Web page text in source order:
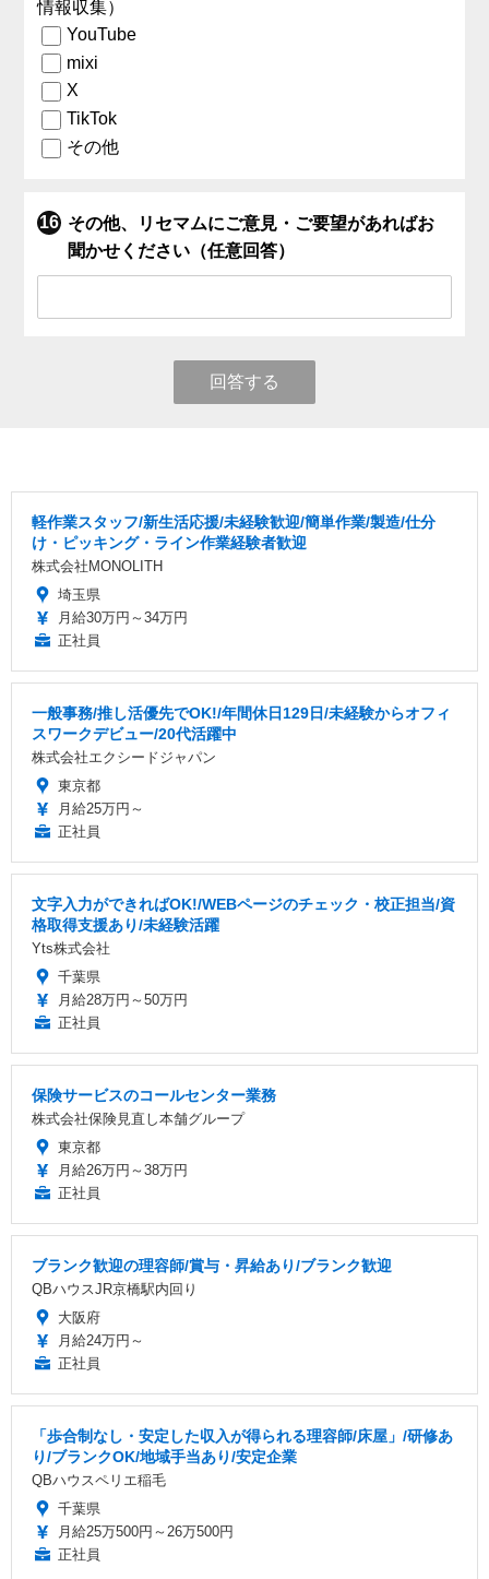
情報収集）
YouTube
mixi
X
TikTok
その他
その他、リセマムにご意見・ご要望があればお
聞かせください（任意回答）
回答する
軽作業スタッフ/新生活応援/未経験歓迎/簡単作業/製造/仕分
け・ピッキング・ライン作業経験者歓迎
株式会社MONOLITH
埼玉県
月給30万円～34万円
正社員
一般事務/推し活優先でOK!/年間休日129日/未経験からオフィ
スワークデビュー/20代活躍中
株式会社エクシードジャパン
東京都
月給25万円～
正社員
文字入力ができればOK!/WEBページのチェック・校正担当/資
格取得支援あり/未経験活躍
Yts株式会社
千葉県
月給28万円～50万円
正社員
保険サービスのコールセンター業務
株式会社保険見直し本舗グループ
東京都
月給26万円～38万円
正社員
ブランク歓迎の理容師/賞与・昇給あり/ブランク歓迎
QBハウスJR京橋駅内回り
大阪府
月給24万円～
正社員
「歩合制なし・安定した収入が得られる理容師/床屋」/研修あ
り/ブランクOK/地域手当あり/安定企業
QBハウスペリエ稲毛
千葉県
月給25万500円～26万500円
正社員